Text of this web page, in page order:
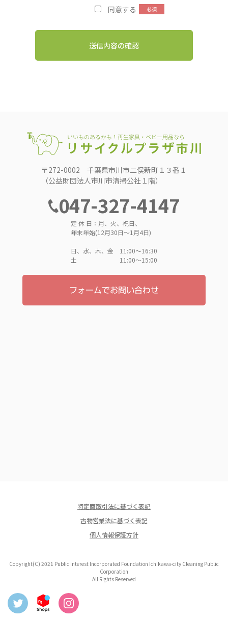
同意する
送信内容の確認
〒272-0002 千葉県市川市二俣新町１３番１
（公益財団法人市川市清掃公社１階）
047-327-4147
定 休 日：月、火、祝日、
年末年始(12月30日～1月4日)
日、水、木、金 11:00〜16:30
土 11:00〜15:00
フォームでお問い合わせ
特定商取引法に基づく表記
古物営業法に基づく表記
個人情報保護方針
Copyright(C) 2021 Public Interest Incorporated Foundation Ichikawa-city Cleaning Public
Corporation
All Rights Reserved